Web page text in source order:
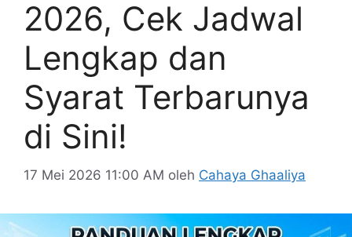
2026, Cek Jadwal
Lengkap dan
Syarat Terbarunya
di Sini!
17 Mei 2026 11:00 AM oleh Cahaya Ghaaliya